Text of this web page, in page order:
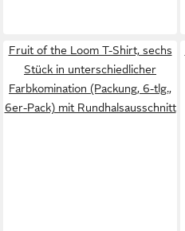
Fruit of the Loom T-Shirt, sechs
Stück in unterschiedlicher
Farbkomination (Packung, 6-tlg.,
6er-Pack) mit Rundhalsausschnitt